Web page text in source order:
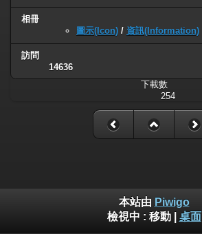
相冊
圖示(Icon) / 資訊(Information)
訪問
14636
下載數
254
本站由 Piwigo
檢視中 : 移動| 桌面